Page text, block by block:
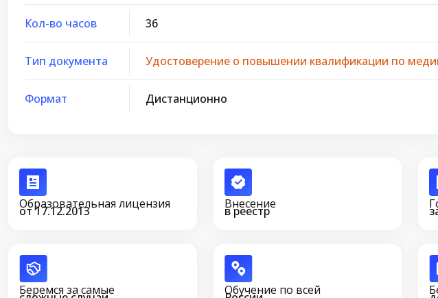
Кол-во часов 36
Тип документа Удостоверение о повышении квалификации по
Формат Дистанционно
Образовательная лицензия
от 17.12.2013 Внесение
в реестр
Беремся за самые Обучение по всей